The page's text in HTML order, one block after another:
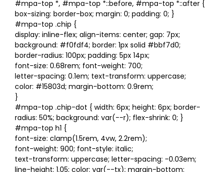
#mpa-top *, #mpa-top *::before, #mpa-top *::after {
box-sizing: border-box; margin: 0; padding: 0; }
#mpa-top .chip {
display: inline-flex; align-items: center; gap: 7px;
background: #f0fdf4; border: 1px solid #bbf7d0;
border-radius: 100px; padding: 5px 14px;
font-size: 0.68rem; font-weight: 700;
letter-spacing: 0.1em; text-transform: uppercase;
color: #15803d; margin-bottom: 0.9rem;
}
#mpa-top .chip-dot { width: 6px; height: 6px; border-
radius: 50%; background: var(--r); flex-shrink: 0; }
#mpa-top h1 {
font-size: clamp(1.5rem, 4vw, 2.2rem);
font-weight: 900; font-style: italic;
text-transform: uppercase; letter-spacing: -0.03em;
line-height: 1.05; color: var(--tx); margin-bottom: